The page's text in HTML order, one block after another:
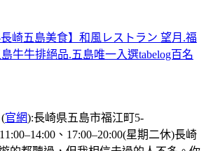
長崎五島美食】和風レストラン 望月.福
牛牛排絕品.五島唯一入選tabelog百名
官網):長崎県五島市福江町5-
、17:00–20:00(星期二休)長崎